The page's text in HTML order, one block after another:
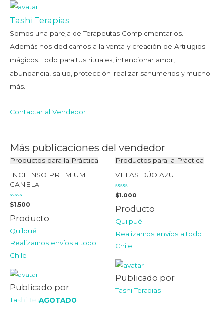
Tashi Terapias
Somos una pareja de Terapeutas Complementarios.
Además nos dedicamos a la venta y creación de Artilugios
mágicos. Todo para tus rituales, intencionar amor,
abundancia, salud, protección; realizar sahumerios y mucho
más.
Contactar al Vendedor
Más publicaciones del vendedor
AGOTADO
Productos para la Práctica
INCIENSO PREMIUM
CANELA
Valorado
en
0
de
$1.500
Producto
Quilpué
Realizamos envíos a todo
Chile
Publicado por
Tashi Terapias
Productos para la Práctica
VELAS DÚO AZUL
Valorado
en
0
de
$1.000
Producto
Quilpué
Realizamos envíos a todo
Chile
Publicado por
Tashi Terapias